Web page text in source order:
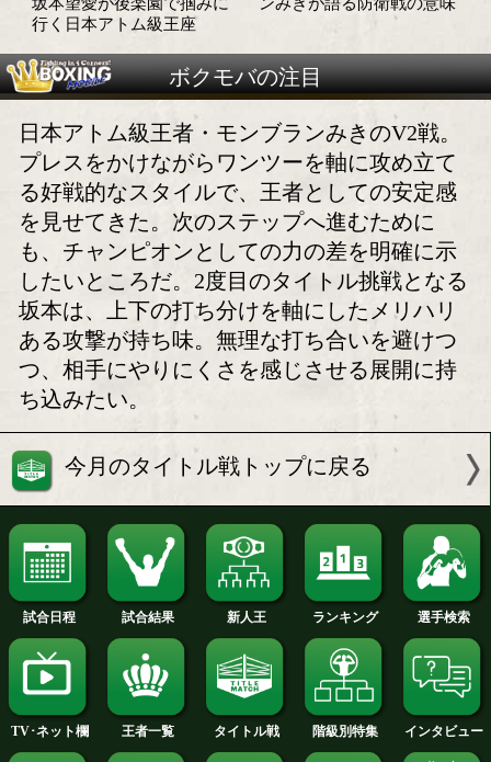
意地と意地が激突! モンブ
た真っ向勝負
モンブランみきvs
まる緊張感
若さと積み重ねの挑戦者。
坂本望愛が後楽園で掴みに
行く日本アトム級王座
不安から確信へ。
ンみきが語る防衛
ボクモバの注目
日本アトム級王者・モンブランみきの
プレスをかけながらワンツーを軸に攻
る好戦的なスタイルで、王者としての
を見せてきた。次のステップへ進むた
も、チャンピオンとしての力の差を明
したいところだ。2度目のタイトル挑
坂本は、上下の打ち分けを軸にしたメ